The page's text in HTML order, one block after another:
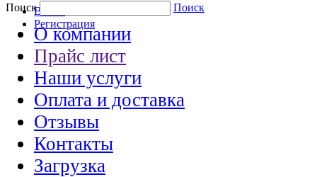
Войти
Регистрация
Поиск Поиск
О компании
Прайс лист
Наши услуги
Оплата и доставка
Отзывы
Контакты
Загрузка